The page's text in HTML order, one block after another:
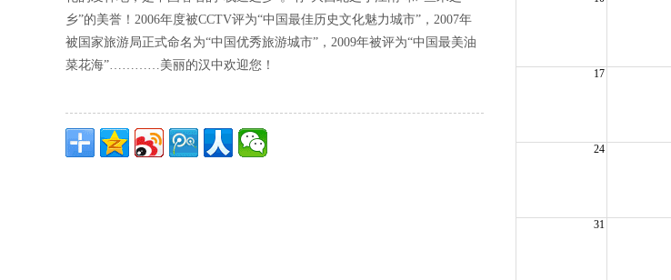
乡”的美誉！2006年度被CCTV评为“中国最佳历史文化魅力城市”，2007年
被国家旅游局正式命名为“中国优秀旅游城市”，2009年被评为“中国最美油
菜花海”…………美丽的汉中欢迎您！
17
24
31